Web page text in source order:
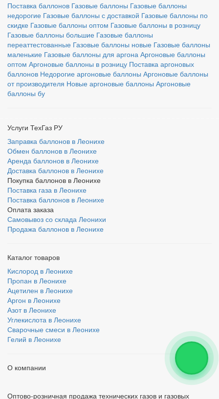
Поставка баллонов Газовые баллоны Газовые баллоны
недорогие Газовые баллоны с доставкой Газовые баллоны по
скидке Газовые баллоны оптом Газовые баллоны в розницу
Газовые баллоны большие Газовые баллоны
переаттестованные Газовые баллоны новые Газовые баллоны
маленькие Газовые баллоны для аргона Аргоновые баллоны
оптом Аргоновые баллоны в розницу Поставка аргоновых
баллонов Недорогие аргоновые баллоны Аргоновые баллоны
от производителя Новые аргоновые баллоны Аргоновые
баллоны бу
Услуги ТехГаз РУ
Заправка баллонов в Леонихе
Обмен баллонов в Леонихе
Аренда баллонов в Леонихе
Доставка баллонов в Леонихе
Покупка баллонов в Леонихе
Поставка газа в Леонихе
Поставка баллонов в Леонихе
Оплата заказа
Самовывоз со склада Леонихи
Продажа баллонов в Леонихе
Каталог товаров
Кислород в Леонихе
Пропан в Леонихе
Ацетилен в Леонихе
Аргон в Леонихе
Азот в Леонихе
Углекислота в Леонихе
Сварочные смеси в Леонихе
Гелий в Леонихе
О компании
Оптово-розничная продажа технических газов и газовых